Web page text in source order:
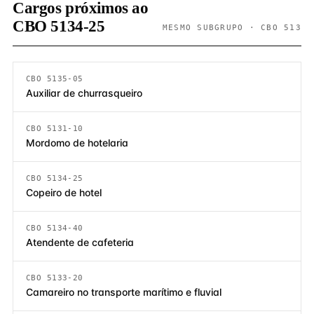
Cargos próximos ao
CBO 5134-25
MESMO SUBGRUPO · CBO 513
CBO 5135-05
Auxiliar de churrasqueiro
CBO 5131-10
Mordomo de hotelaria
CBO 5134-25
Copeiro de hotel
CBO 5134-40
Atendente de cafeteria
CBO 5133-20
Camareiro no transporte marítimo e fluvial